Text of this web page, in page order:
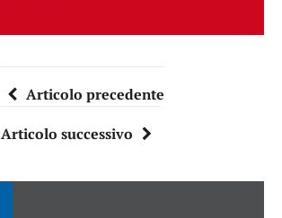
Articolo precedente
Articolo successivo